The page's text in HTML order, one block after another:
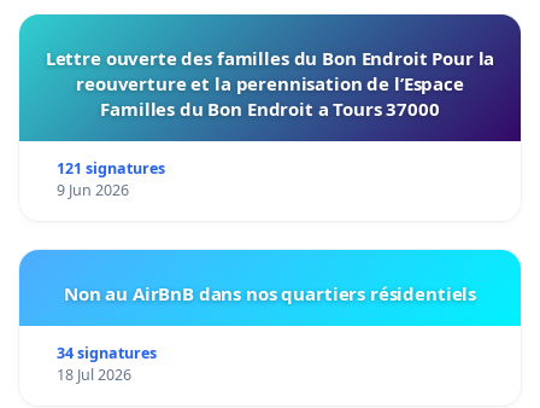
Lettre ouverte des familles du Bon Endroit Pour la
reouverture et la perennisation de l’Espace
Familles du Bon Endroit a Tours 37000
121 signatures
9 Jun 2026
Non au AirBnB dans nos quartiers résidentiels
34 signatures
18 Jul 2026